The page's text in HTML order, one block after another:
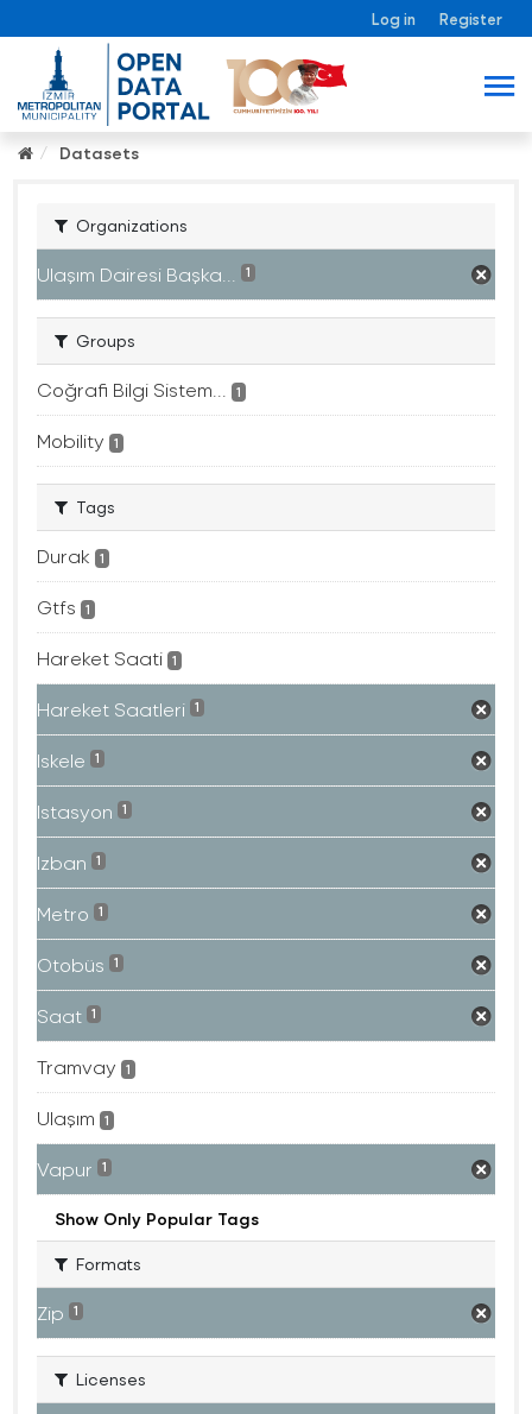
Log in Register
Datasets
Organizations
Ulaşım Dairesi Başka... 1
Groups
Coğrafi Bilgi Sistem... 1
Mobility 1
Tags
Durak 1
Gtfs 1
Hareket Saati 1
Hareket Saatleri 1
Iskele 1
Istasyon 1
Izban 1
Metro 1
Otobüs 1
Saat 1
Tramvay 1
Ulaşım 1
Vapur 1
Show Only Popular Tags
Formats
Zip 1
Licenses